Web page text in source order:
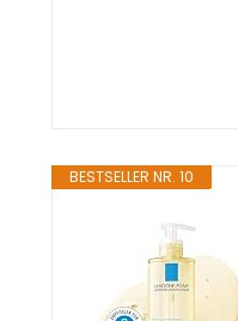
BESTSELLER NR. 10